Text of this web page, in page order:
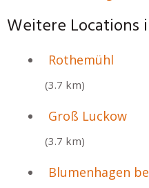
Weitere Locations
Rothemühl
(3.7 km)
Groß Luckow
(3.7 km)
Blumenhagen